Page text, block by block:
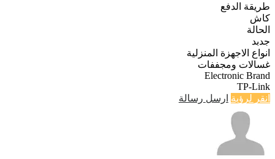
طريقة الدفع
كاش
الحالة
جدبد
انواع الاجهزة المنزلية
غسالات ومجففات
Electronic Brand
TP-Link
انقر لرؤية ارسل رسالة